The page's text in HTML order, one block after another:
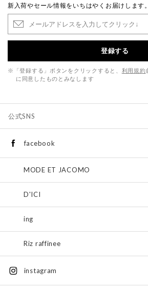
新入荷やセール情報をいちはやくお届けします。
登録する
※「登録する」ボタンをクリックすると、 利用規約
に同意したものとみなします
公式SNS
facebook
MODE ET JACOMO
D'ICI
ing
Riz raffinee
instagram